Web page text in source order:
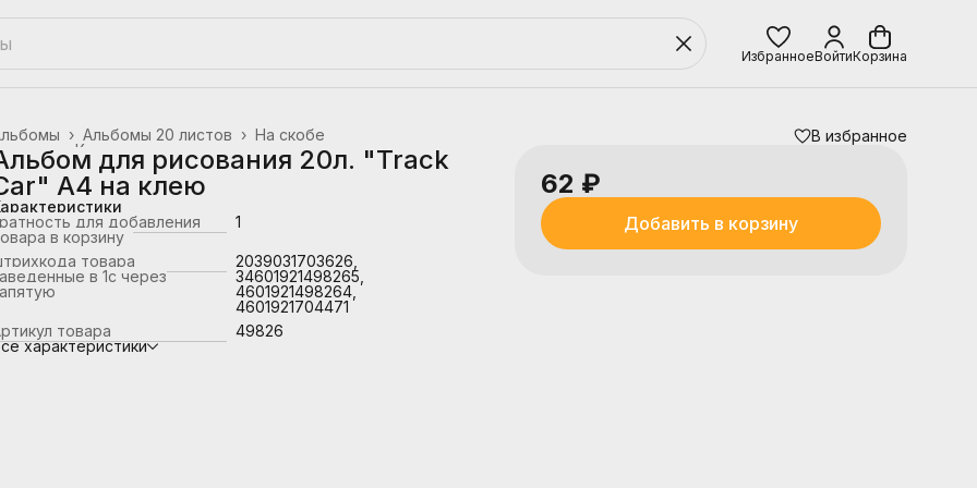
ИзбранноеВойтиКорзина
На скобе
Альбомы 20 листов ›
›
Канцтовары, школьные принадлежности
для рисования 20л. "Track
А4 на клею
для добавления
в корзину
1
товара
в 1с через
2039031703626,
34601921498265,
4601921498264,
4601921704471
товара
49826
характеристики
В избранное
62 ₽
Добавить в корзину